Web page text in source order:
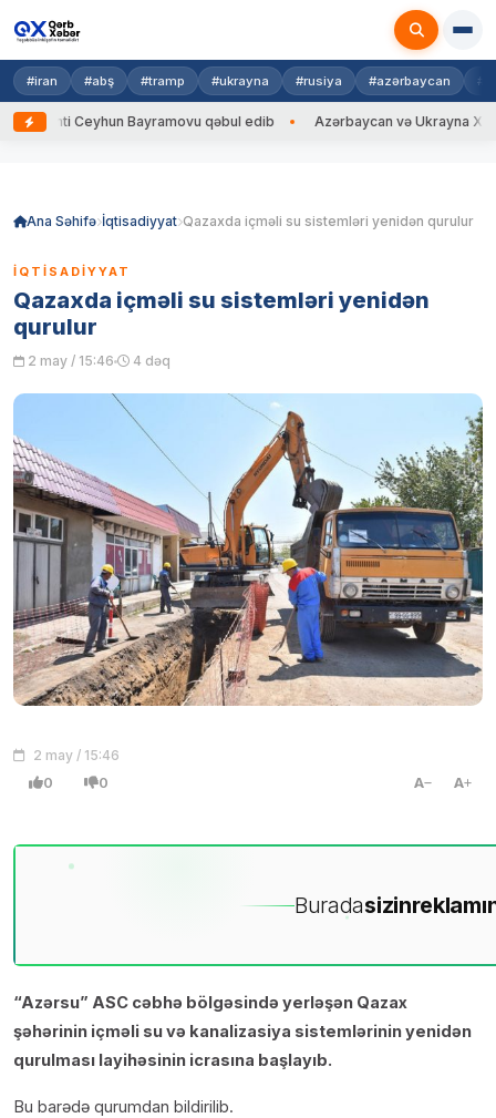
#iran #abş #tramp #ukrayna #rusiya #azərbaycan
Ceyhun Bayramovu qəbul edib Azərbaycan və Ukrayna XİN
Ana Səhifə İqtisadiyyat Qazaxda içməli su sistemləri yenidən qurulur
İQTISADIYYAT
Qazaxda içməli su sistemləri yenidən
qurulur
2 may / 15:46 4 dəq
2 may / 15:46
0 0 A A
Buradasizin
“Azərsu” ASC cəbhə bölgəsində yerləşən Qazax
şəhərinin içməli su və kanalizasiya sistemlərinin yenidən
qurulması layihəsinin icrasına başlayıb.
Bu barədə qurumdan bildirilib.